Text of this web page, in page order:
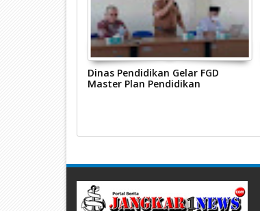
Dinas Pendidikan Gelar FGD
Master Plan Pendidikan